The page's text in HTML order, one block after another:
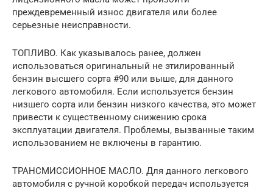
преждевременный износ двигателя или более
серьезные неисправности.
ТОПЛИВО. Как указывалось ранее, должен
использоваться оригинальный не этилированный
бензин высшего сорта #90 или выше, для данного
легкового автомобиля. Если используется бензин
низшего сорта или бензин низкого качества, это может
привести к существенному снижению срока
эксплуатации двигателя. Проблемы, вызванные таким
использованием не включены в гарантию.
ТРАНСМИССИОННОЕ МАСЛО. Для данного легкового
автомобиля с ручной коробкой передач используется